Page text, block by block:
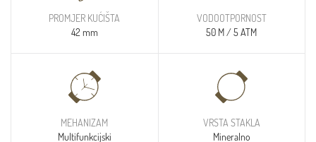
PROMJER KUĆIŠTA
42 mm
VODOOTPORNOST
50 M / 5 ATM
MEHANIZAM
Multifunkcijski
VRSTA STAKLA
Mineralno